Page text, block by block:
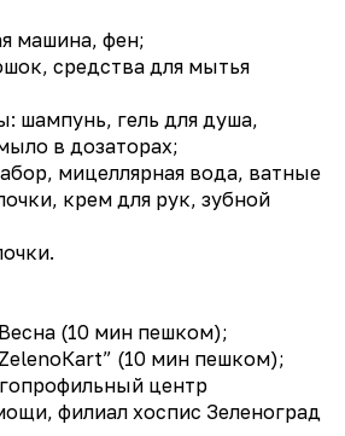
машина, фен;
средства для мытья
шампунь, гель для душа,
в дозаторах;
мицеллярная вода, ватные
крем для рук, зубной
(10 мин пешком);
(10 мин пешком);
центр
филиал хоспис Зеленоград